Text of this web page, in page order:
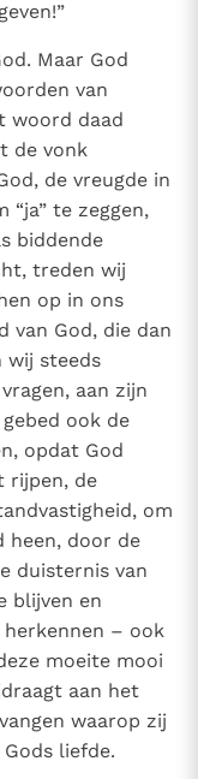
Maar God
van
woord daad
de vonk
de vreugde in
“ja” te zeggen,
biddende
treden wij
op in ons
van God, die dan
wij steeds
aan zijn
ook de
opdat God
rijpen, de
om
heen, door de
duisternis van
blijven en
– ook
moeite mooi
aan het
waarop zij
liefde.